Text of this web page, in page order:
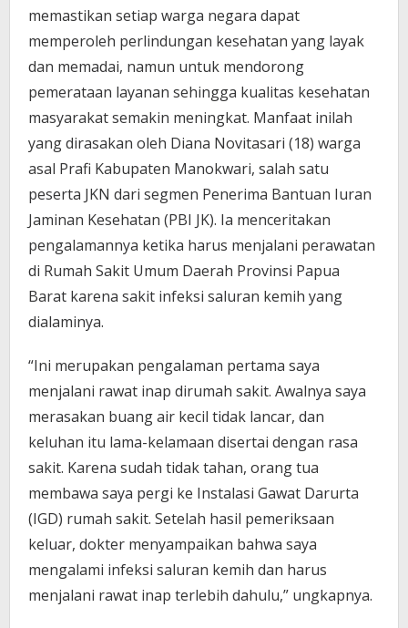
memastikan setiap warga negara dapat
memperoleh perlindungan kesehatan yang layak
dan memadai, namun untuk mendorong
pemerataan layanan sehingga kualitas kesehatan
masyarakat semakin meningkat. Manfaat inilah
yang dirasakan oleh Diana Novitasari (18) warga
asal Prafi Kabupaten Manokwari, salah satu
peserta JKN dari segmen Penerima Bantuan Iuran
Jaminan Kesehatan (PBI JK). Ia menceritakan
pengalamannya ketika harus menjalani perawatan
di Rumah Sakit Umum Daerah Provinsi Papua
Barat karena sakit infeksi saluran kemih yang
dialaminya.
“Ini merupakan pengalaman pertama saya
menjalani rawat inap dirumah sakit. Awalnya saya
merasakan buang air kecil tidak lancar, dan
keluhan itu lama-kelamaan disertai dengan rasa
sakit. Karena sudah tidak tahan, orang tua
membawa saya pergi ke Instalasi Gawat Darurta
(IGD) rumah sakit. Setelah hasil pemeriksaan
keluar, dokter menyampaikan bahwa saya
mengalami infeksi saluran kemih dan harus
menjalani rawat inap terlebih dahulu,” ungkapnya.